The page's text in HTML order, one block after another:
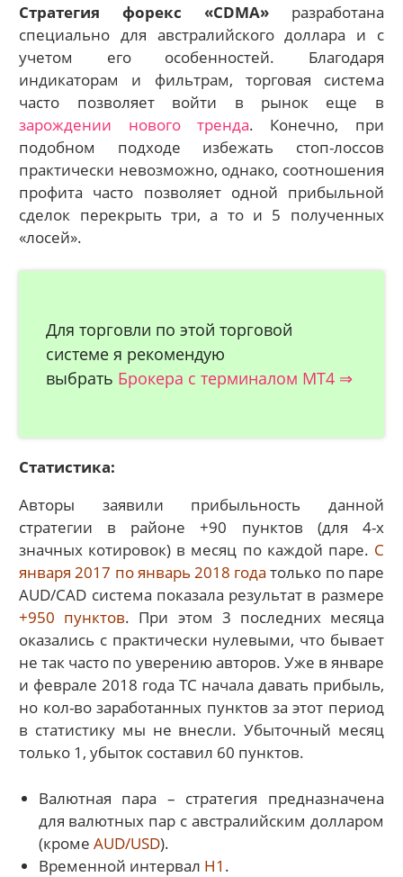
новости…
Стратегия форекс «CDMA»разработана
специально для австралийского доллара и с
учетом его особенностей. Благодаря
индикаторам и фильтрам, торговая система
часто позволяет войти в рынок еще в
зарождении нового тренда. Конечно, при
подобном подходе избежать стоп-лоссов
практически невозможно, однако, соотношения
профита часто позволяет одной прибыльной
сделок перекрыть три, а то и 5 полученных
«лосей».
Для торговли по этой торговой
системе я рекомендую
выбрать Брокера с терминалом МТ4 ⇒
Статистика:
Авторы заявили прибыльность данной
стратегии в районе +90 пунктов (для 4-х
значных котировок) в месяц по каждой паре. С
января 2017 по январь 2018 года только по паре
AUD/CAD система показала результат в размере
+950 пунктов. При этом 3 последних месяца
оказались с практически нулевыми, что бывает
не так часто по уверению авторов. Уже в январе
и феврале 2018 года ТС начала давать прибыль,
но кол-во заработанных пунктов за этот период
в статистику мы не внесли. Убыточный месяц
только 1, убыток составил 60 пунктов.
Валютная пара – стратегия предназначена
для валютных пар с австралийским долларом
(кроме AUD/USD).
Временной интервал Н1 .